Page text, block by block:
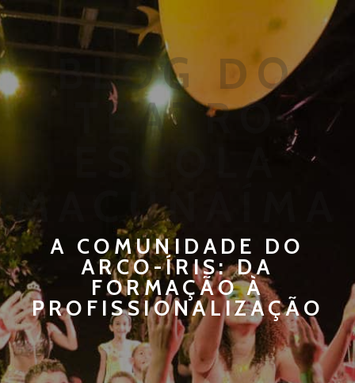
BLOG DO
TEATRO
ESCOLA
MACUNAÍMA
A COMUNIDADE DO
ARCO-ÍRIS: DA
FORMAÇÃO À
PROFISSIONALIZAÇÃO